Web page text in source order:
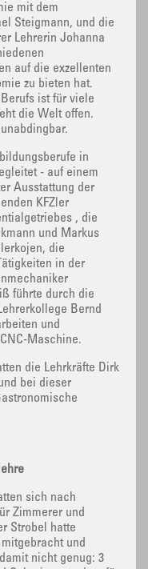
mit dem
Steigmann, und die
Lehrerin Johanna
auf die exzellenten
zu bieten hat.
ist für viele
die Welt offen.
in
- auf einem
Ausstattung der
KFZler
, die
und Markus
die
in der
führte durch die
Bernd
und
Maschine.
die Lehrkräfte Dirk
bei dieser
sich nach
Zimmerer und
Strobel hatte
und
nicht genug: 3